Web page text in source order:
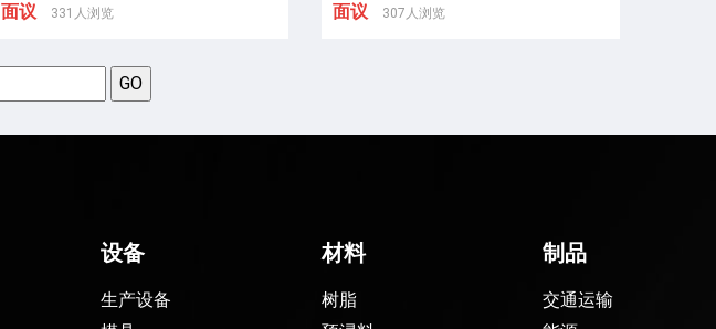
面议 331人浏览 面议 307人浏览
设备
生产设备
材料
树脂
制品
交通运输